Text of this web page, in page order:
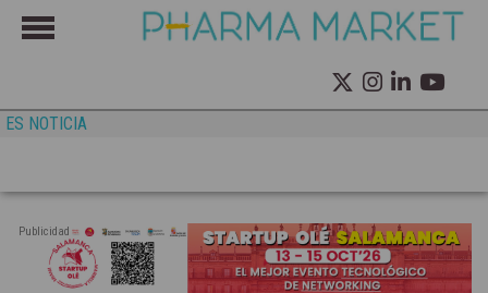
ES NOTICIA
Publicidad